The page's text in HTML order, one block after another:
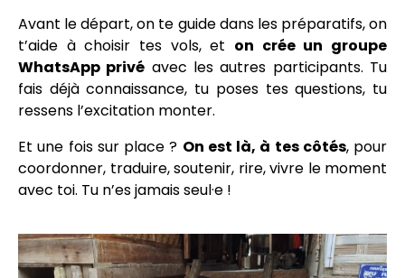
Avant le départ, on te guide dans les préparatifs, on
t’aide à choisir tes vols, et on crée un groupe
WhatsApp privé avec les autres participants. Tu
fais déjà connaissance, tu poses tes questions, tu
ressens l’excitation monter.
Et une fois sur place ? On est là, à tes côtés, pour
coordonner, traduire, soutenir, rire, vivre le moment
avec toi. Tu n’es jamais seul·e !